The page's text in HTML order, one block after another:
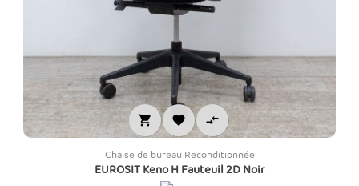
  
Chaise de bureau Reconditionnée
EUROSIT Keno H Fauteuil 2D Noir